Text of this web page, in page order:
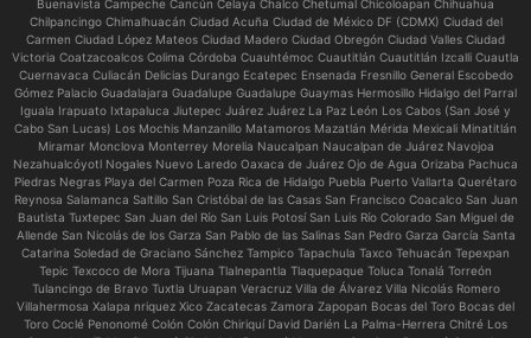
Buenavista Campeche Cancún Celaya Chalco Chetumal Chicoloapan Chihuahua
Chilpancingo Chimalhuacán Ciudad Acuña Ciudad de México DF (CDMX) Ciudad del
Carmen Ciudad López Mateos Ciudad Madero Ciudad Obregón Ciudad Valles Ciudad
Victoria Coatzacoalcos Colima Córdoba Cuauhtémoc Cuautitlán Cuautitlán Izcalli Cuautla
Cuernavaca Culiacán Delicias Durango Ecatepec Ensenada Fresnillo General Escobedo
Gómez Palacio Guadalajara Guadalupe Guadalupe Guaymas Hermosillo Hidalgo del Parral
Iguala Irapuato Ixtapaluca Jiutepec Juárez Juárez La Paz León Los Cabos (San José y
Cabo San Lucas) Los Mochis Manzanillo Matamoros Mazatlán Mérida Mexicali Minatitlán
Miramar Monclova Monterrey Morelia Naucalpan Naucalpan de Juárez Navojoa
Nezahualcóyotl Nogales Nuevo Laredo Oaxaca de Juárez Ojo de Agua Orizaba Pachuca
Piedras Negras Playa del Carmen Poza Rica de Hidalgo Puebla Puerto Vallarta Querétaro
Reynosa Salamanca Saltillo San Cristóbal de las Casas San Francisco Coacalco San Juan
Bautista Tuxtepec San Juan del Río San Luis Potosí San Luis Río Colorado San Miguel de
Allende San Nicolás de los Garza San Pablo de las Salinas San Pedro Garza García Santa
Catarina Soledad de Graciano Sánchez Tampico Tapachula Taxco Tehuacán Tepexpan
Tepic Texcoco de Mora Tijuana Tlalnepantla Tlaquepaque Toluca Tonalá Torreón
Tulancingo de Bravo Tuxtla Uruapan Veracruz Villa de Álvarez Villa Nicolás Romero
Villahermosa Xalapa nriquez Xico Zacatecas Zamora Zapopan Bocas del Toro Bocas del
Toro Coclé Penonomé Colón Colón Chiriquí David Darién La Palma-Herrera Chitré Los